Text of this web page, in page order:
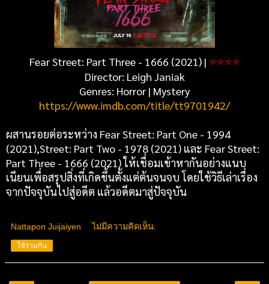
Fear Street: Part Three - 1666 (2021) | ⭐⭐⭐⭐
Director: Leigh Janiak
Genres: Horror | Mystery
https://www.imdb.com/title/tt9701942/
ผสานรอยต่อระหว่าง Fear Street: Part One - 1994
(2021),Street: Part Two - 1978 (2021) และ Fear Street:
Part Three - 1666 (2021) ให้เชื่อมเข้าหากันอย่างแนบ
เนียนเพื่อสรุปสิ่งที่เกิดขึ้นตั้งแต่ต้นจนจบ โดยใช้วิธีเล่าเรื่อง
จากปัจจุบันไปสู่อดีต แล้วอดีตมาสู่ปัจจุบัน
Nattapon Juijaiyen ไม่มีความคิดเห็น:
ใช้ร่วมกัน